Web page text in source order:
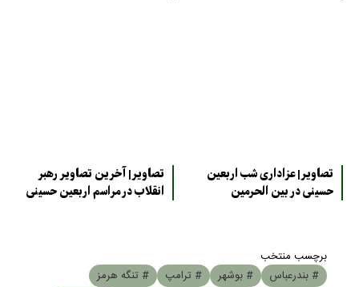
تصاویر| عزاداری شب اربعین
حسینی در بین الحرمین
تصاویر| آخرین تصاویر رهبر
انقلاب در مراسم اربعین حسینی
برچسب منتخب
# بندرعباس
# بوشهر # ترامپ
# تنگه هرمز